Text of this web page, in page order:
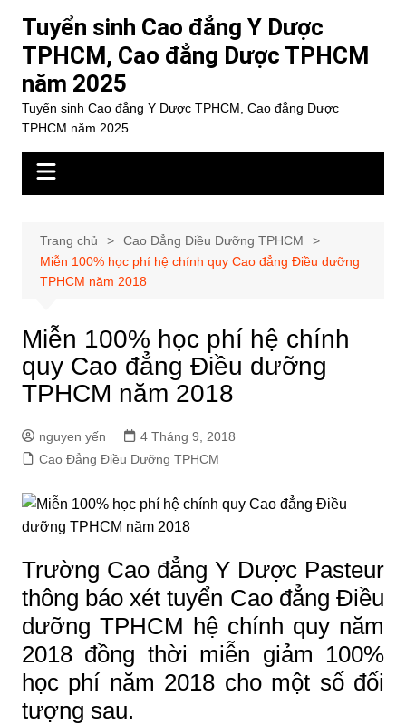
dung
Tuyển sinh Cao đẳng Y Dược
TPHCM, Cao đẳng Dược TPHCM
năm 2025
Tuyển sinh Cao đẳng Y Dược TPHCM, Cao đẳng Dược
TPHCM năm 2025
Trang chủ
Cao Đẳng Điều Dưỡng TPHCM
Miễn 100% học phí hệ chính quy Cao đẳng Điều dưỡng
TPHCM năm 2018
Miễn 100% học phí hệ chính
quy Cao đẳng Điều dưỡng
TPHCM năm 2018
nguyen yến
4 Tháng 9, 2018
Cao Đẳng Điều Dưỡng TPHCM
Trường Cao đẳng Y Dược Pasteur
thông báo xét tuyển Cao đẳng Điều
dưỡng TPHCM hệ chính quy năm
2018 đồng thời miễn giảm 100%
học phí năm 2018 cho một số đối
tượng sau.